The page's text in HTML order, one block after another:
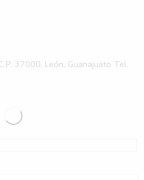
37000, León, Guanajuato Tel.